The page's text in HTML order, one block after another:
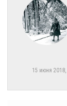
15 июня 2018,